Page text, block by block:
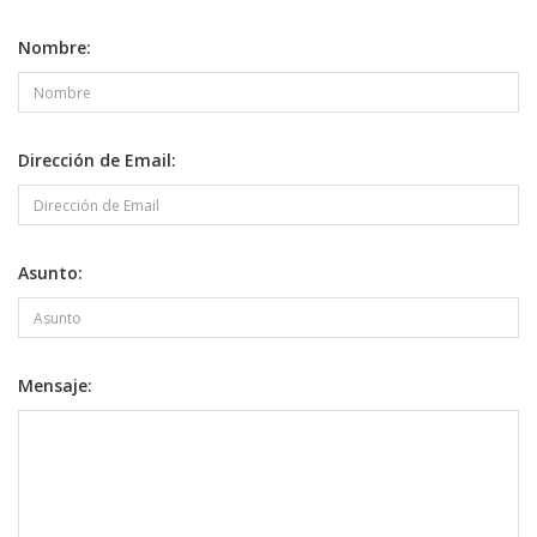
Nombre:
Dirección de Email:
Asunto:
Mensaje: